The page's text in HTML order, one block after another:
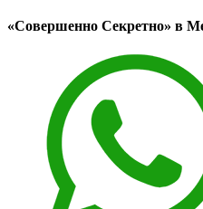
«Совершенно Секретно» в